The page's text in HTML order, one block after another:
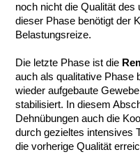
noch nicht die Qualität
dieser Phase benötigt der
Belastungsreize.
Die letzte Phase ist die
auch als qualitative Phase
wieder aufgebaute
stabilisiert. In diesem
Dehnübungen auch die
durch gezieltes intensives
die vorherige Qualität